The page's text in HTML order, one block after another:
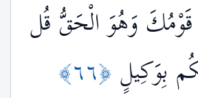
وَهُوَ الْحَقُّ قُل
بِوَكِيلٍ ﴿٦٦﴾